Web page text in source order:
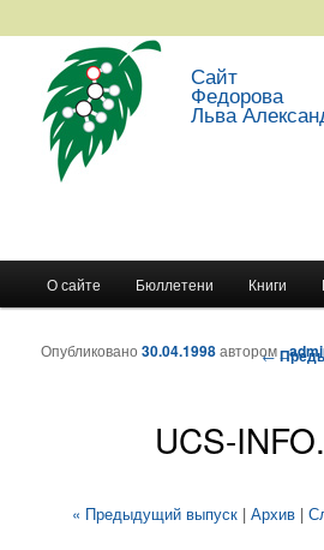
Сайт
Федорова
Льва
Перейти к основному содержимому
Перейти к дополнительному
О сайте Бюллетени Книги
←
UCS-
Опубликовано30.04.1998автором
« Предыдущий выпуск| Архив|